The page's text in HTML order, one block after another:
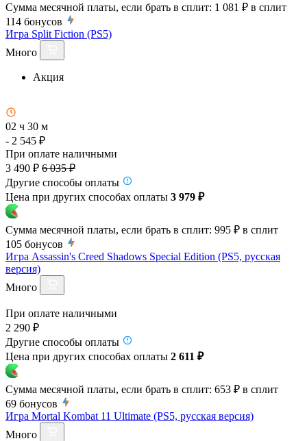
Сумма месячной платы, если брать в сплит: 1 081 ₽ в сплит
114 бонусов
Игра Split Fiction (PS5)
Много
Акция
02 ч 30 м
- 2 545 ₽
При оплате наличными
3 490 ₽ 6 035 ₽
Другие способы оплаты
Цена при других способах оплаты 3 979 ₽
Сумма месячной платы, если брать в сплит: 995 ₽ в сплит
105 бонусов
Игра Assassin's Creed Shadows Special Edition (PS5, русская
версия)
Много
При оплате наличными
2 290 ₽
Другие способы оплаты
Цена при других способах оплаты 2 611 ₽
Сумма месячной платы, если брать в сплит: 653 ₽ в сплит
69 бонусов
Игра Mortal Kombat 11 Ultimate (PS5, русская версия)
Много